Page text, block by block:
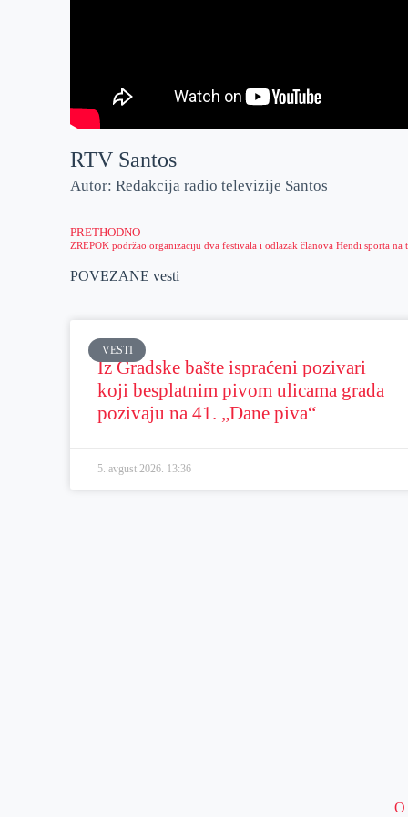
RTV Santos
Autor: Redakcija radio televizije Santos
PRETHODNO
POVEZANE vesti
VESTI
Iz Gradske bašte ispraćeni pozivari
koji besplatnim pivom ulicama grada
pozivaju na 41. „Dane piva“
5. avgust 2026. 13:36
O